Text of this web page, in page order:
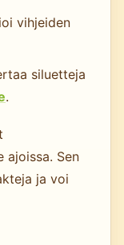
vihjeiden
siluetteja
.
ajoissa. Sen
ja voi